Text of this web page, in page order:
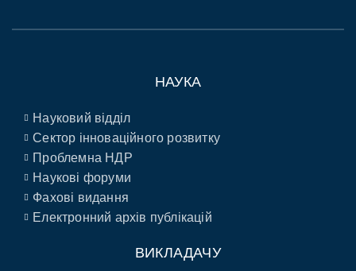
НАУКА
Науковий відділ
Сектор інноваційного розвитку
Проблемна НДР
Наукові форуми
Фахові видання
Електронний архів публікацій
ВИКЛАДАЧУ